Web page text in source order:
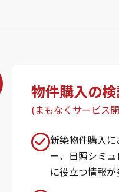
物件購入の検
(まもなくサービス
新築物件購入に
ー、日照シミ
に役立つ情報が